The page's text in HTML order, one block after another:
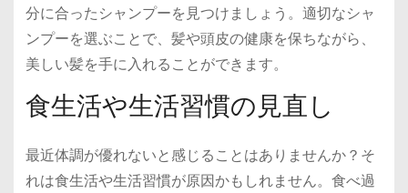
分に合ったシャンプーを見つけましょう。適切なシャ
ンプーを選ぶことで、髪や頭皮の健康を保ちながら、
美しい髪を手に入れることができます。
食生活や生活習慣の見直し
最近体調が優れないと感じることはありませんか？そ
れは食生活や生活習慣が原因かもしれません。食べ過